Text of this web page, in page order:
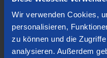
Wir verwenden Cookies,
personalisieren,
zu können und die
analysieren. Außerdem